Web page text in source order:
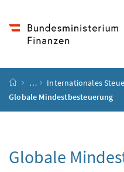
Startseite
…
Internationales
Globale Mindestbesteuerung
Globale